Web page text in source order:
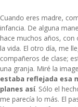
Cuando eres madre,
infancia. De alguna
hace muchos años,
la vida. El otro día, me
compañeros de clase;
una granja. Miré la
estaba reflejada esa
planes así. Sólo el
me parecía lo más. El